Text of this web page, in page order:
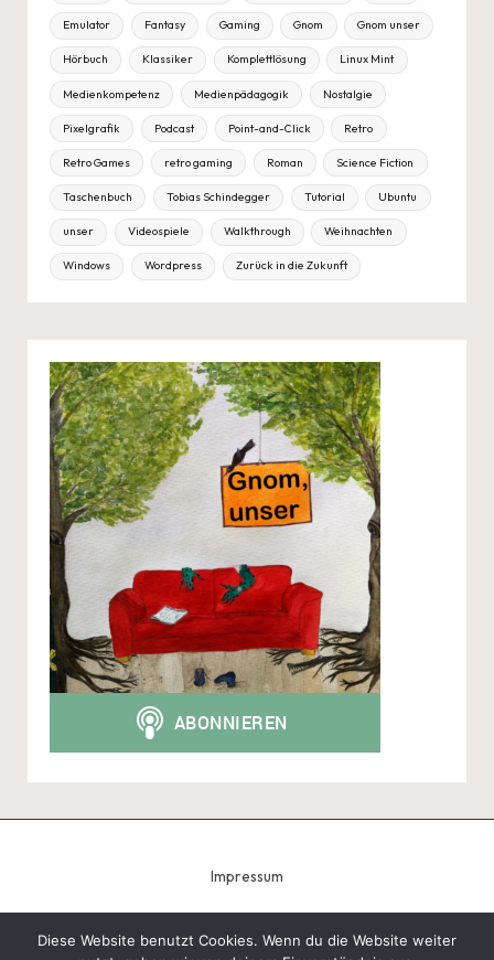
Emulator Fantasy Gaming Gnom Gnom unser
Hörbuch Klassiker Komplettlösung Linux Mint
Medienkompetenz Medienpädagogik Nostalgie
Pixelgrafik Podcast Point-and-Click Retro
Retro Games retro gaming Roman Science Fiction
Taschenbuch Tobias Schindegger Tutorial Ubuntu
unser Videospiele Walkthrough Weihnachten
Windows Wordpress Zurück in die Zukunft
Impressum
Diese Website benutzt Cookies. Wenn du die Website weiter